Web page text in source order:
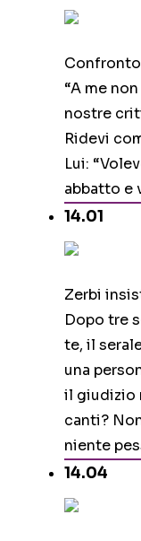
“A me
nostre
Ridevi
Lui:
abbatto e
14.01
Zerbi
Dopo tre
te, il
una
il giudizio
canti?
niente
14.04